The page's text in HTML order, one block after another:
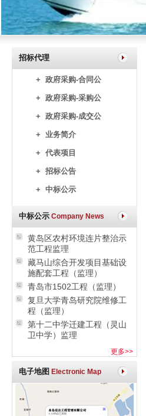
招标代理
+ 政府采购-合同公
+ 政府采购-采购公
+ 政府采购-成交公
+ 业务简介
+ 代表项目
+ 招标公告
+ 中标公示
中标公示 Company News
黄岛区农村环境连片整治示
范工程监理
藏马山综合开发项目基础设
施配套工程（监理）
青岛市1502工程（监理）
复旦大学青岛研究院维修工
程（监理）
第十二中学迁建工程（灵山
卫中学）监理
更多>>
电子地图 Electronic Map